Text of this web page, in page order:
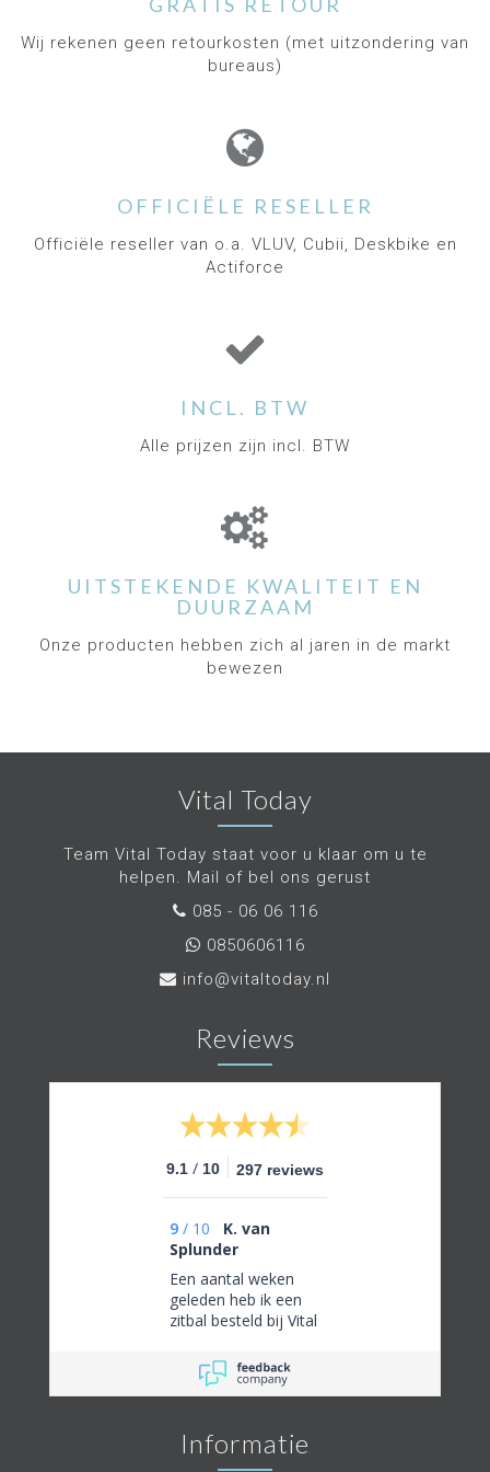
stoelfietsen, stijlvolle zitballen en goed
geprijsde sta-zit bureaus voor u geselecteerd
om gemakkelijk meer te bewegen tijdens werk
of gewoon thuis. Al onze trainers zijn stil in
uitstekende reviews en zijn van een goede
Wij rekenen geen retourkosten (met uitzondering van
bureaus)
OFFICIËLE RESELLER
Officiële reseller van o.a. VLUV, Cubii, Deskbike en
Actiforce
INCL. BTW
Alle prijzen zijn incl. BTW
UITSTEKENDE KWALITEIT EN
DUURZAAM
Onze producten hebben zich al jaren in de markt
bewezen
Vital Today
Team Vital Today staat voor u klaar om u te
helpen. Mail of bel ons gerust
085 - 06 06 116
0850606116
info@vitaltoday.nl
Reviews
9.1 / 10 297 reviews
9 / 10
K. van
Splunder
Een aantal weken
geleden heb ik een
zitbal besteld bij Vital
was er iets mis
gegaan bij de
bestelling. De
Voort heeft mij
fantastisch
Informatie